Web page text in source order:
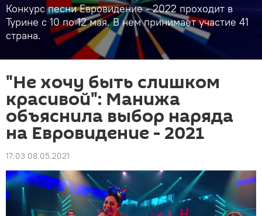
Конкурс песни Евровидение - 2022 проходит в
Турине с 10 по 12 мая. В нем принимает участие 41
страна.
"Не хочу быть слишком
красивой": Манижа
объяснила выбор наряда
на Евровидение - 2021
17:03 08.05.2021